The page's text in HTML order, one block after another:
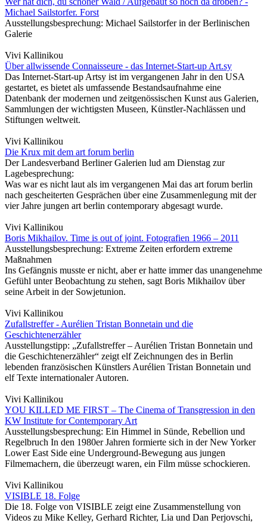
Michael Sailstorfer. Forst
Ausstellungsbesprechung: Michael Sailstorfer in der Berlinischen
Galerie
Vivi Kallinikou
Über allwissende Connaisseure - das Internet-Start-up Art.sy
Das Internet-Start-up Artsy ist im vergangenen Jahr in den USA
gestartet, es bietet als umfassende Bestandsaufnahme eine
Datenbank der modernen und zeitgenössischen Kunst aus Galerien,
Sammlungen der wichtigsten Museen, Künstler-Nachlässen und
Stiftungen weltweit.
Vivi Kallinikou
Die Krux mit dem art forum berlin
Der Landesverband Berliner Galerien lud am Dienstag zur
Lagebesprechung:
Was war es nicht laut als im vergangenen Mai das art forum berlin
nach gescheiterten Gesprächen über eine Zusammenlegung mit der
vier Jahre jungen art berlin contemporary abgesagt wurde.
Vivi Kallinikou
Boris Mikhailov. Time is out of joint. Fotografien 1966 – 2011
Ausstellungsbesprechung: Extreme Zeiten erfordern extreme
Maßnahmen
Ins Gefängnis musste er nicht, aber er hatte immer das unangenehme
Gefühl unter Beobachtung zu stehen, sagt Boris Mikhailov über
seine Arbeit in der Sowjetunion.
Vivi Kallinikou
Zufallstreffer - Aurélien Tristan Bonnetain und die
Geschichtenerzähler
Ausstellungstipp: „Zufallstreffer – Aurélien Tristan Bonnetain und
die Geschichtenerzähler“ zeigt elf Zeichnungen des in Berlin
lebenden französischen Künstlers Aurélien Tristan Bonnetain und
elf Texte internationaler Autoren.
Vivi Kallinikou
YOU KILLED ME FIRST – The Cinema of Transgression in den
KW Institute for Contemporary Art
Ausstellungsbesprechung: Ein Himmel in Sünde, Rebellion und
Regelbruch In den 1980er Jahren formierte sich in der New Yorker
Lower East Side eine Underground-Bewegung aus jungen
Filmemachern, die überzeugt waren, ein Film müsse schockieren.
Vivi Kallinikou
VISIBLE 18. Folge
Die 18. Folge von VISIBLE zeigt eine Zusammenstellung von
Videos zu Mike Kelley, Gerhard Richter, Lia und Dan Perjovschi,